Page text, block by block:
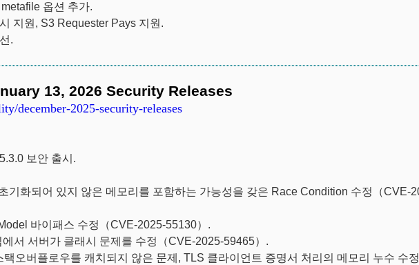
옵션 추가.
지원, S3 Requester Pays 지원.
.
13, 2026 Security Releases
december-2025-security-releases
보안 출시.
기화되어 있지 않은 메모리를 포함하는 가능성을 갖은 Race Condition 수정（CVE-
바이패스 수정（CVE-2025-55130）.
서 서버가 클래시 문제를 수정（CVE-2025-59465）.
택오버플로우를 캐치되지 않은 문제, TLS 클라이언트 증명서 처리의 메모리 누수 수